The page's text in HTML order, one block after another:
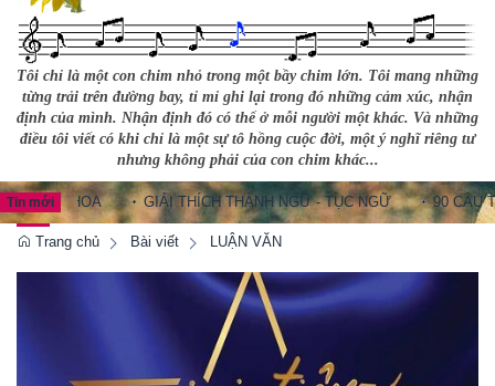
Tôi chỉ là một con chim nhỏ trong một bầy chim lớn. Tôi mang những
từng trải trên đường bay, tỉ mỉ ghi lại trong đó những cảm xúc, nhận
định của mình. Nhận định đó có thể ở mỗi người một khác. Và những
điều tôi viết có khi chỉ là một sự tô hồng cuộc đời, một ý nghĩ riêng tư
nhưng không phải của con chim khác...
Tin mới
HOA GIẢI THÍCH THÀNH NGỮ - TỤC NGỮ 90 CÂU THÀNH
Trang chủ Bài viết LUẬN VĂN